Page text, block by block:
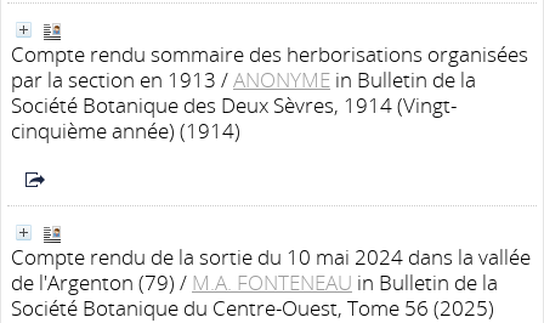
Compte rendu sommaire des herborisations organisées
par la section en 1913 /ANONYME in Bulletin de la
Société Botanique des Deux Sèvres, 1914 (Vingt-
cinquième année) (1914)
Compte rendu de la sortie du 10 mai 2024 dans la vallée
de l'Argenton (79) / M.A. FONTENEAU in Bulletin de la
Société Botanique du Centre-Ouest, Tome 56 (2025)